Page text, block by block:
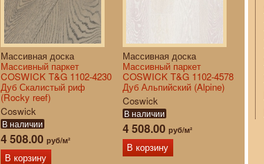
Массивная доска
Массивный паркет
COSWICK T&G 1102-4230
Дуб Скалистый риф
(Rocky reef)
Coswick
В наличии
4 508.00 руб/м²
В корзину
Массивная доска
Массивный паркет
COSWICK T&G 1102-4578
Дуб Альпийский (Alpine)
Coswick
В наличии
4 508.00 руб/м²
В корзину